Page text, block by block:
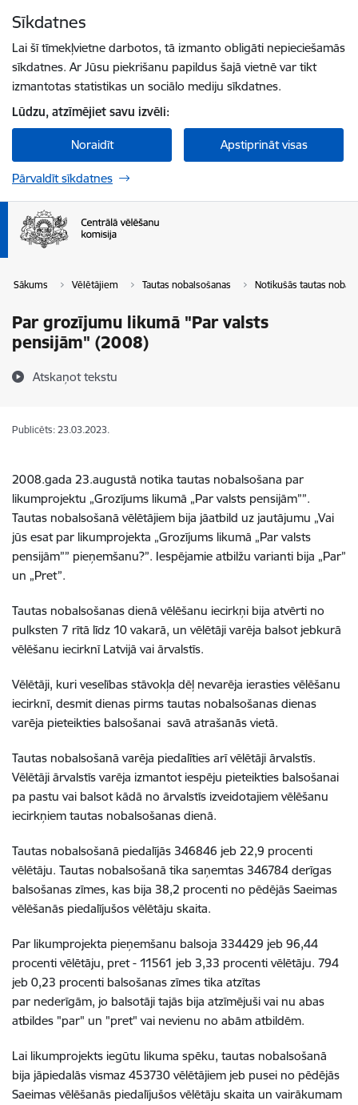
Sīkdatnes
Lai šī tīmekļvietne darbotos, tā izmanto obligāti nepieciešamās
sīkdatnes. Ar Jūsu piekrišanu papildus šajā vietnē var tikt
izmantotas statistikas un sociālo mediju sīkdatnes.
Lūdzu, atzīmējiet savu izvēli:
Noraidīt Apstiprināt visas
Pārvaldīt sīkdatnes
Sākums Vēlētājiem Tautas nobalsošanas Notikušās tautas
Par grozījumu likumā "Par valsts
pensijām" (2008)
Atskaņot tekstu
Publicēts: 23.03.2023.
2008.gada 23.augustā notika tautas nobalsošana par
likumprojektu „Grozījums likumā „Par valsts pensijām””.
Tautas nobalsošanā vēlētājiem bija jāatbild uz jautājumu „Vai
jūs esat par likumprojekta „Grozījums likumā „Par valsts
pensijām”” pieņemšanu?”. Iespējamie atbilžu varianti bija „Par”
un „Pret”.
Tautas nobalsošanas dienā vēlēšanu iecirkņi bija atvērti no
pulksten 7 rītā līdz 10 vakarā, un vēlētāji varēja balsot jebkurā
vēlēšanu iecirknī Latvijā vai ārvalstīs.
Vēlētāji, kuri veselības stāvokļa dēļ nevarēja ierasties vēlēšanu
iecirknī, desmit dienas pirms tautas nobalsošanas dienas
varēja pieteikties balsošanai savā atrašanās vietā.
Tautas nobalsošanā varēja piedalīties arī vēlētāji ārvalstīs.
Vēlētāji ārvalstīs varēja izmantot iespēju pieteikties balsošanai
pa pastu vai balsot kādā no ārvalstīs izveidotajiem vēlēšanu
iecirkņiem tautas nobalsošanas dienā.
Tautas nobalsošanā piedalījās 346846 jeb 22,9 procenti
vēlētāju. Tautas nobalsošanā tika saņemtas 346784 derīgas
balsošanas zīmes, kas bija 38,2 procenti no pēdējās Saeimas
vēlēšanās piedalījušos vēlētāju skaita.
Par likumprojekta pieņemšanu balsoja 334429 jeb 96,44
procenti vēlētāju, pret - 11561 jeb 3,33 procenti vēlētāju. 794
jeb 0,23 procenti balsošanas zīmes tika atzītas
par nederīgām, jo balsotāji tajās bija atzīmējuši vai nu abas
atbildes "par" un "pret" vai nevienu no abām atbildēm.
Lai likumprojekts iegūtu likuma spēku, tautas nobalsošanā
bija jāpiedalās vismaz 453730 vēlētājiem jeb pusei no pēdējās
Saeimas vēlēšanās piedalījušos vēlētāju skaita un vairākumam